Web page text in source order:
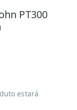
PT300
estará